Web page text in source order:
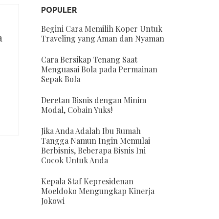
POPULER
Begini Cara Memilih Koper Untuk
Traveling yang Aman dan Nyaman
Cara Bersikap Tenang Saat
Menguasai Bola pada Permainan
Sepak Bola
Deretan Bisnis dengan Minim
Modal, Cobain Yuks!
Jika Anda Adalah Ibu Rumah
Tangga Namun Ingin Memulai
Berbisnis, Beberapa Bisnis Ini
Cocok Untuk Anda
Kepala Staf Kepresidenan
Moeldoko Mengungkap Kinerja
Jokowi